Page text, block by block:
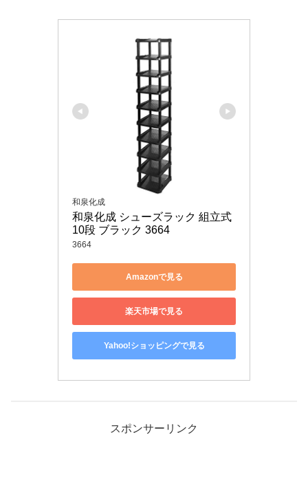
和泉化成
和泉化成 シューズラック 組立式
10段 ブラック 3664
3664
Amazonで見る
楽天市場で見る
Yahoo!ショッピングで見る
スポンサーリンク